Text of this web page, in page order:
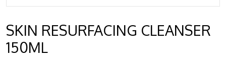
SKIN RESURFACING CLEANSER
150ML